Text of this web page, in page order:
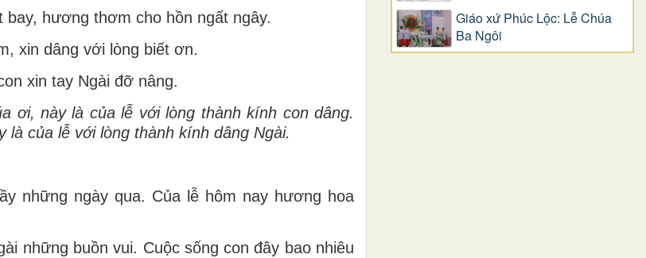
hương thơm cho hồn ngất ngây.
xin dâng với lòng biết ơn.
xin tay Ngài đỡ nâng.
ơi, này là của lễ với lòng thành kính con dâng.
là của lễ với lòng thành kính dâng Ngài.
những ngày qua. Của lễ hôm nay hương hoa
những buồn vui. Cuộc sống con đây bao nhiêu
Giáo xứ Phúc Lộc: Lễ Chúa
Ba Ngôi